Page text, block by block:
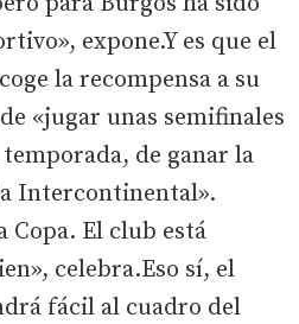
expone.Y es que el
la recompensa a su
«jugar unas semifinales
de ganar la
Intercontinental».
Copa. El club está
celebra.Eso sí, el
fácil al cuadro del